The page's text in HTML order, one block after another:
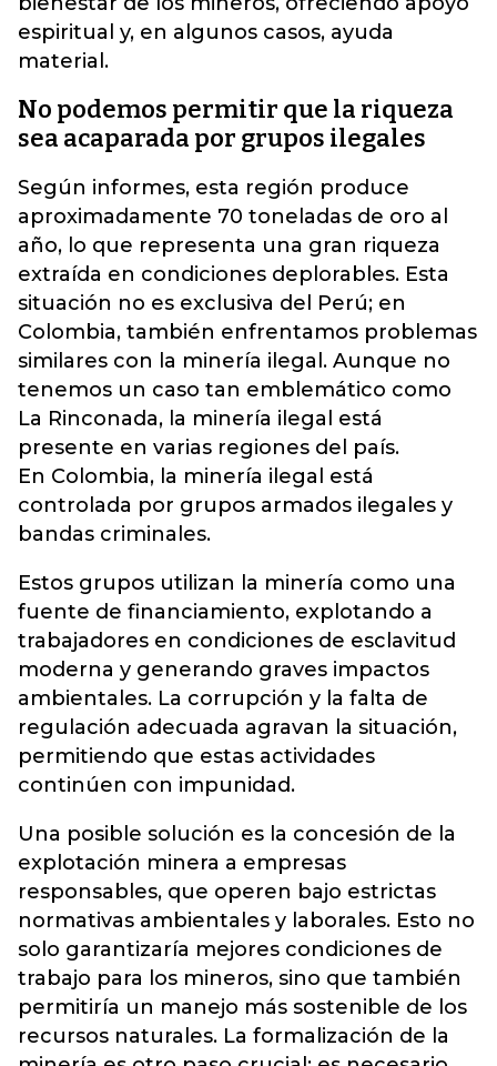
espiritual y, en algunos casos, ayuda
material.
No podemos permitir que la riqueza
sea acaparada por grupos ilegales
Según informes, esta región produce
aproximadamente 70 toneladas de oro al
año, lo que representa una gran riqueza
extraída en condiciones deplorables. Esta
situación no es exclusiva del Perú; en
Colombia, también enfrentamos problemas
similares con la minería ilegal. Aunque no
tenemos un caso tan emblemático como
La Rinconada, la minería ilegal está
presente en varias regiones del país.
En Colombia, la minería ilegal está
controlada por grupos armados ilegales y
bandas criminales.
Estos grupos utilizan la minería como una
fuente de financiamiento, explotando a
trabajadores en condiciones de esclavitud
moderna y generando graves impactos
ambientales. La corrupción y la falta de
regulación adecuada agravan la situación,
permitiendo que estas actividades
continúen con impunidad.
Una posible solución es la concesión de la
explotación minera a empresas
responsables, que operen bajo estrictas
normativas ambientales y laborales. Esto no
solo garantizaría mejores condiciones de
trabajo para los mineros, sino que también
permitiría un manejo más sostenible de los
recursos naturales. La formalización de la